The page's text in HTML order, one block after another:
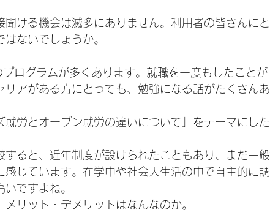
ける機会は滅多にありません。利用者の皆さんにと
ないでしょうか。
ログラムが多くあります。就職を一度もしたことが
アがある方にとっても、勉強になる話がたくさんあ
労とオープン就労の違いについて」をテーマにした
ると、近年制度が設けられたこともあり、まだ一般
じています。在学中や社会人生活の中で自主的に調
ですよね。
リット・デメリットはなんなのか。